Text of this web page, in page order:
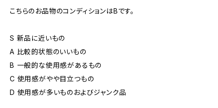
こちらのお品物のコンディションはBです。
S 新品に近いもの
A 比較的状態のいいもの
B 一般的な使用感があるもの
C 使用感がやや目立つもの
D 使用感が多いものおよびジャンク品